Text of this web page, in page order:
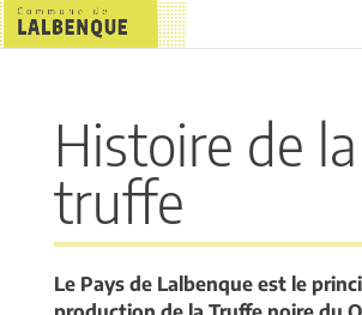
Histoire de la
truffe
Le Pays de Lalbenque est le